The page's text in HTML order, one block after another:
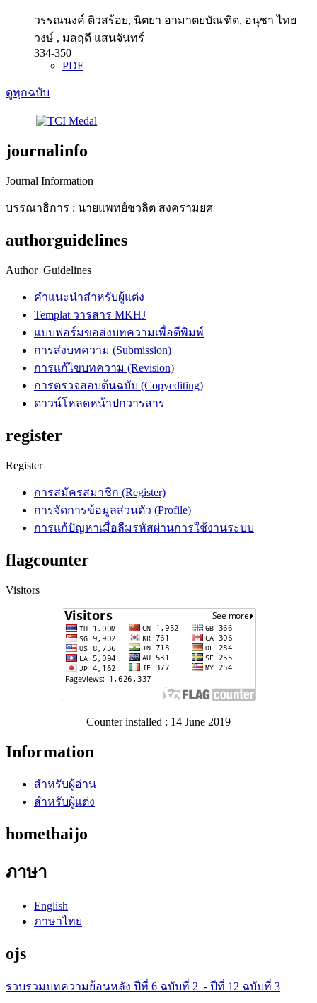
วรรณนงค์ ติวสร้อย, นิตยา อามาตยบัณฑิต, อนุชา ไทย
วงษ์ , มลฤดี แสนจันทร์
334-350
PDF
ดูทุกฉบับ
journalinfo
Journal Information
บรรณาธิการ : นายแพทย์ชวลิต สงครามยศ
authorguidelines
Author_Guidelines
คำแนะนำสำหรับผู้แต่ง
Templat วารสาร MKHJ
แบบฟอร์มขอส่งบทความเพื่อตีพิมพ์
การส่งบทความ (Submission)
การแก้ไขบทความ (Revision)
การตรวจสอบต้นฉบับ (Copyediting)
ดาวน์โหลดหน้าปกวารสาร
register
Register
การสมัครสมาชิก (Register)
การจัดการข้อมูลส่วนตัว (Profile)
การแก้ปัญหาเมื่อลืมรหัสผ่านการใช้งานระบบ
flagcounter
Visitors
Counter installed : 14 June 2019
Information
สำหรับผู้อ่าน
สำหรับผู้แต่ง
homethaijo
ภาษา
English
ภาษาไทย
ojs
รวบรวมบทความย้อนหลัง ปีที่ 6 ฉบับที่ 2 - ปีที่ 12 ฉบับที่ 3